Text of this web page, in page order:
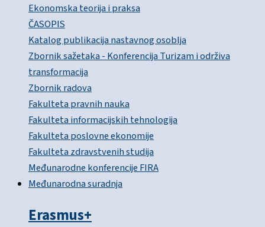
Ekonomska teorija i praksa
ČASOPIS
Katalog publikacija nastavnog osoblja
Zbornik sažetaka - Konferencija Turizam i održiva
transformacija
Zbornik radova
Fakulteta pravnih nauka
Fakulteta informacijskih tehnologija
Fakulteta poslovne ekonomije
Fakulteta zdravstvenih studija
Međunarodne konferencije FIRA
Međunarodna suradnja
Erasmus+